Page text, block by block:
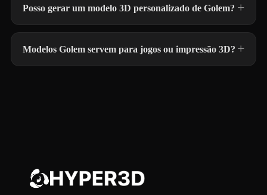
Posso gerar um modelo 3D personalizado de Golem?
Modelos Golem servem para jogos ou impressão 3D?